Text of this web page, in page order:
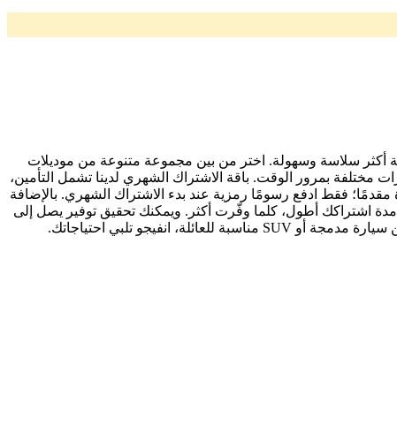
أكثر سلاسة وسهولة. اختر من بين مجموعة متنوعة من موديلات
مختلفة بمرور الوقت. باقة الاشتراك الشهري لدينا تشمل التأمين،
فقط ادفع رسومًا رمزية عند بدء الاشتراك الشهري. بالإضافة
اشتراكك أطول، كلما وفّرت أكثر. ويمكنك تحقيق توفير يصل إلى